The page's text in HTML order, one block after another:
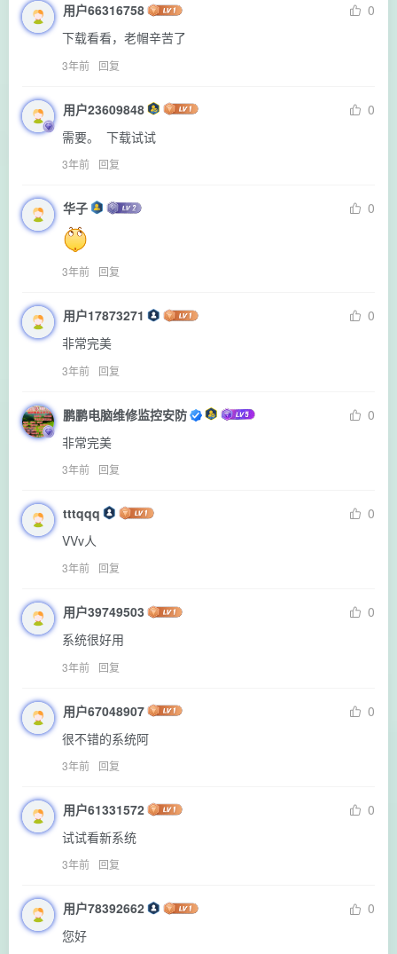
用户66316758
0
下载看看，老帽辛苦了
3年前 回复
用户23609848
0
需要。  下载试试
3年前 回复
华子 0
3年前 回复
用户17873271
0
非常完美
3年前 回复
鹏鹏电脑维修监控安防
0
非常完美
3年前 回复
tttqqq
0
VVv人
3年前 回复
用户39749503
0
系统很好用
3年前 回复
用户67048907
0
很不错的系统阿
3年前 回复
用户61331572
0
试试看新系统
3年前 回复
用户78392662
0
您好